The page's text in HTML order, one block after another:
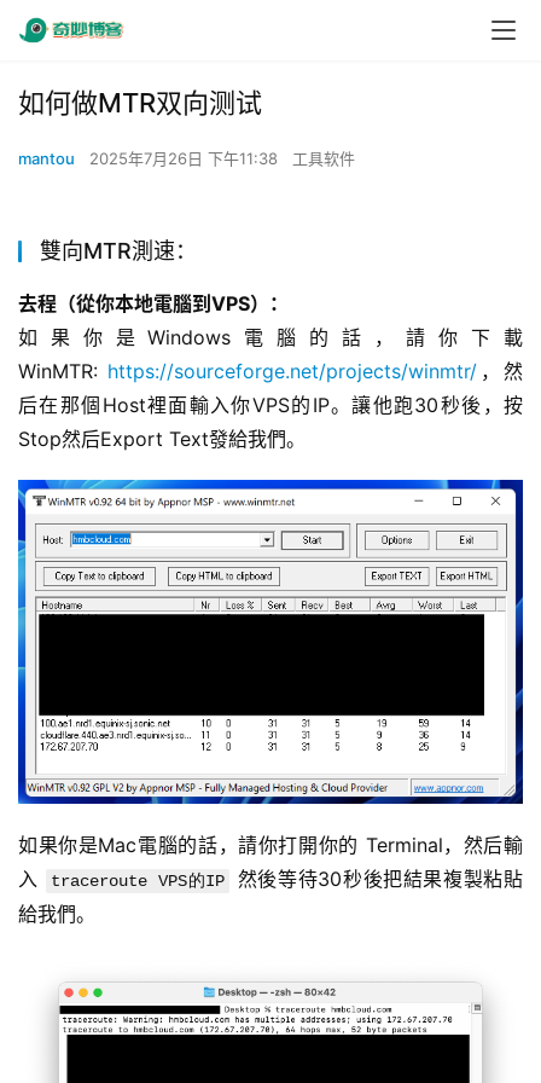
如何做MTR双向测试
mantou 2025年7月26日 下午11:38 工具软件
雙向MTR測速：
去程（從你本地電腦到VPS）：
如果你是Windows電腦的話，請你下載
WinMTR: https://sourceforge.net/projects/winmtr/ ，然
后在那個Host裡面輸入你VPS的IP。讓他跑30秒後，按
Stop然后Export Text發給我們。
如果你是Mac電腦的話，請你打開你的 Terminal，然后輸
入
traceroute VPS的IP
然後等待30秒後把結果複製粘貼
給我們。